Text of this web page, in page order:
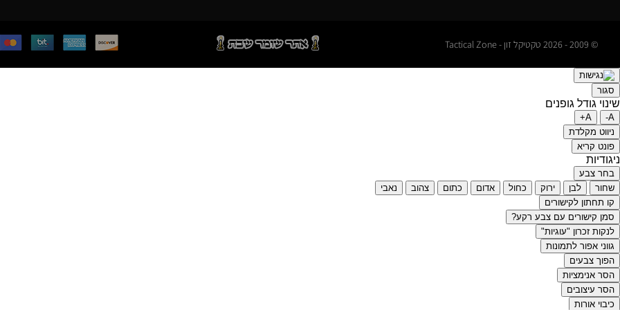
© 2009 - 2026 טקטיקל זון - Tactical Zone
סגור
שינוי גודל גופנים
A-
A+
ניווט מקלדת
פונט קריא
ניגודיות
בחר צבע
שחור
לבן ירוק כחול אדום כתום צהוב
נאבי
קו תחתון לקישורים
סמן קישורים עם צבע רקע?
לנקות זכרון "עוגיות"
גווני אפור לתמונות
הפוך צבעים
הסר אנימציות
הסר עיצובים
כיבוי אורות